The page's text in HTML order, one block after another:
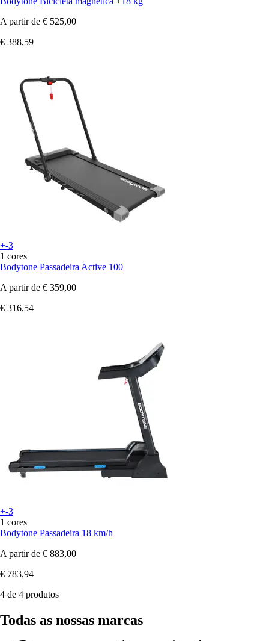
A partir de € 525,00
€ 388,59
+-3
1 cores
Bodytone Passadeira Active 100
A partir de € 359,00
€ 316,54
+-3
1 cores
Bodytone Passadeira 18 km/h
A partir de € 883,00
€ 783,94
4 de 4 produtos
Todas as nossas marcas